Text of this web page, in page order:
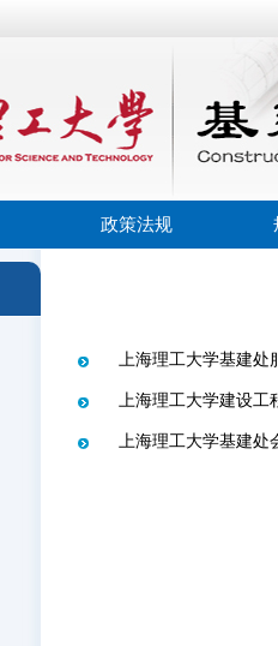
政策法规
上海理工大学基建处
上海理工大学建设工
上海理工大学基建处